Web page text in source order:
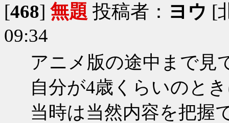
[468] 無題 投稿者： ヨウ [
09:34
アニメ版の途中まで見
自分が4歳くらいのと
当時は当然内容を把握